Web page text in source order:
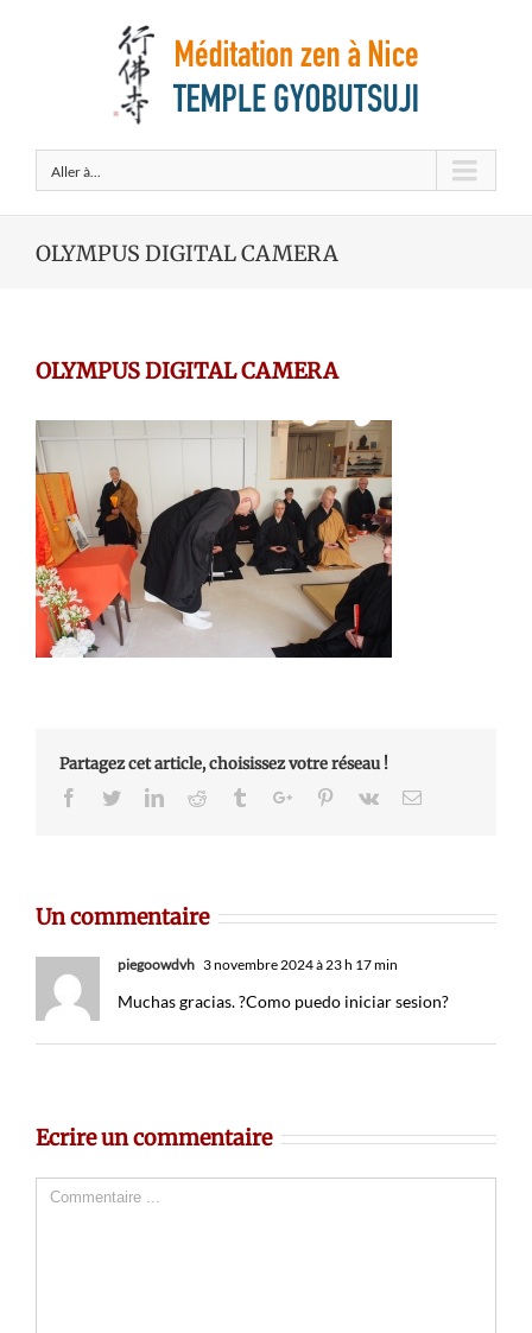
Aller à...
OLYMPUS DIGITAL CAMERA
OLYMPUS DIGITAL CAMERA
Partagez cet article, choisissez votre réseau !
Facebook
TwitterLinkedinReddit TumblrGoogle+Pinterest
Vk Email
Un commentaire
piegoowdvh 3 novembre 2024 à 23 h 17 min
Muchas gracias. ?Como puedo iniciar sesion?
Ecrire un commentaire
Comment